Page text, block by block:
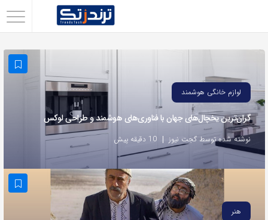
استفاده
از
روش‌های
زیر
می‌توانید
این
لوازم خانگی هوشمند
گران‌ترین یخچال‌های جهان با فناوری‌های هوشمند و طراحی لوکس
نوشته شده توسط گجت نیوز 10 دقیقه پیش
هنر